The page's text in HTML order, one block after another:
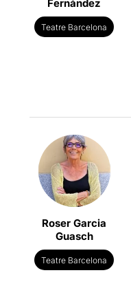
Fernández
Teatre Barcelona
Roser Garcia
Guasch
Teatre Barcelona